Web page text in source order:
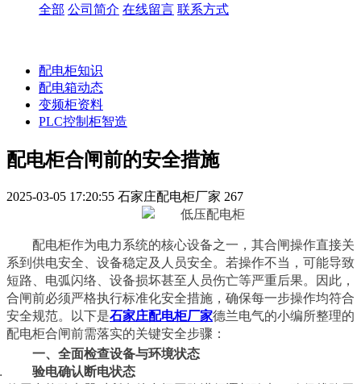
全部 公司简介 在线留言 联系方式
配电柜知识
配电箱动态
变频柜资料
PLC控制柜智造
配电柜合闸前的安全措施
2025-03-05 17:20:55 石家庄配电柜厂家 267
配电柜作为电力系统的核心设备之一，其合闸操作直接关
系到供电安全、设备稳定及人员安全。若操作不当，可能导致
短路、电弧闪络、设备损坏甚至人员伤亡等严重后果。因此，
合闸前必须严格执行标准化安全措施，确保每一步操作均符合
安全规范。以下是石家庄配电柜厂家德兰电气的小编所整理的
配电柜合闸前需落实的关键安全步骤：
一、全面检查设备与环境状态
验电确认断电状态